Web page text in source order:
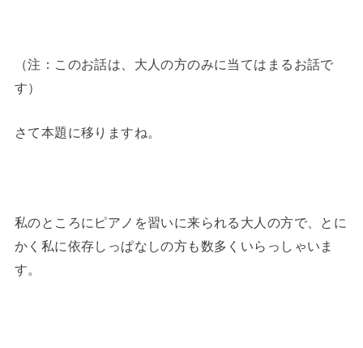
（注：このお話は、大人の方のみに当てはまるお話で
す）
さて本題に移りますね。
私のところにピアノを習いに来られる大人の方で、とに
かく私に依存しっぱなしの方も数多くいらっしゃいま
す。